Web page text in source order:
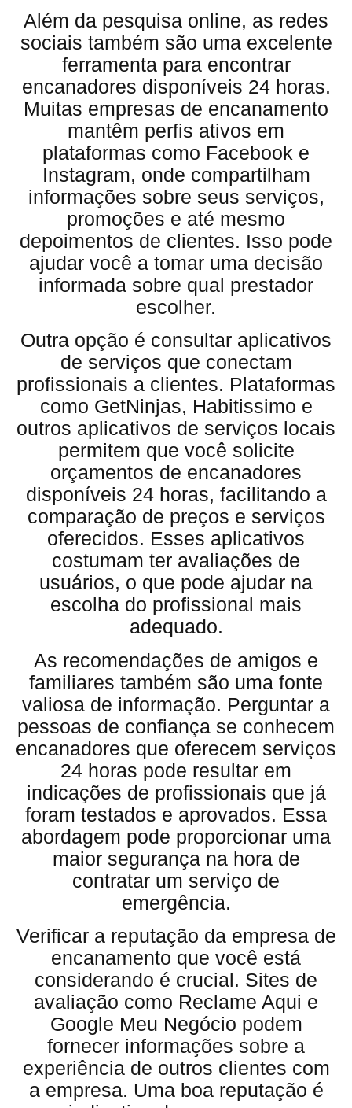
Além da pesquisa online, as redes
sociais também são uma excelente
ferramenta para encontrar
encanadores disponíveis 24 horas.
Muitas empresas de encanamento
mantêm perfis ativos em
plataformas como Facebook e
Instagram, onde compartilham
informações sobre seus serviços,
promoções e até mesmo
depoimentos de clientes. Isso pode
ajudar você a tomar uma decisão
informada sobre qual prestador
escolher.
Outra opção é consultar aplicativos
de serviços que conectam
profissionais a clientes. Plataformas
como GetNinjas, Habitissimo e
outros aplicativos de serviços locais
permitem que você solicite
orçamentos de encanadores
disponíveis 24 horas, facilitando a
comparação de preços e serviços
oferecidos. Esses aplicativos
costumam ter avaliações de
usuários, o que pode ajudar na
escolha do profissional mais
adequado.
As recomendações de amigos e
familiares também são uma fonte
valiosa de informação. Perguntar a
pessoas de confiança se conhecem
encanadores que oferecem serviços
24 horas pode resultar em
indicações de profissionais que já
foram testados e aprovados. Essa
abordagem pode proporcionar uma
maior segurança na hora de
contratar um serviço de
emergência.
Verificar a reputação da empresa de
encanamento que você está
considerando é crucial. Sites de
avaliação como Reclame Aqui e
Google Meu Negócio podem
fornecer informações sobre a
experiência de outros clientes com
a empresa. Uma boa reputação é